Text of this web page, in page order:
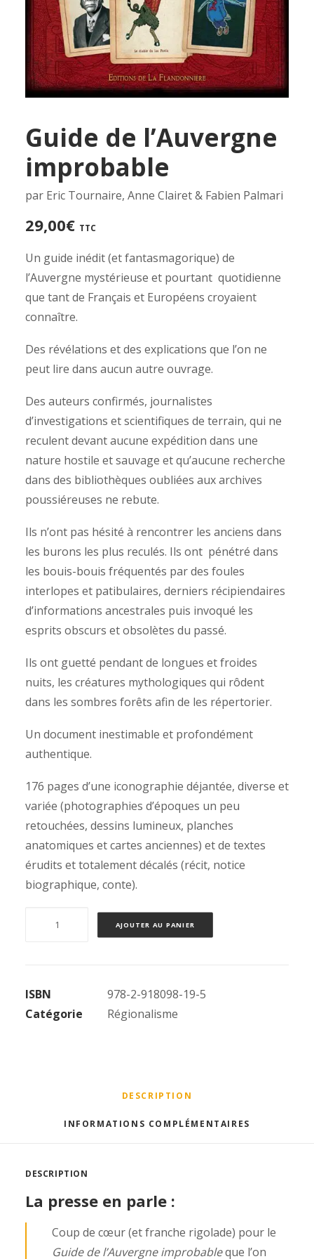
Guide de l’Auvergne
improbable
par Eric Tournaire, Anne Clairet & Fabien Palmari
29,00€ TTC
Un guide inédit (et fantasmagorique) de
l’Auvergne mystérieuse et pourtant quotidienne
que tant de Français et Européens croyaient
connaître.
Des révélations et des explications que l’on ne
peut lire dans aucun autre ouvrage.
Des auteurs confirmés, journalistes
d’investigations et scientifiques de terrain, qui ne
reculent devant aucune expédition dans une
nature hostile et sauvage et qu’aucune recherche
dans des bibliothèques oubliées aux archives
poussiéreuses ne rebute.
Ils n’ont pas hésité à rencontrer les anciens dans
les burons les plus reculés. Ils ont pénétré dans
les bouis-bouis fréquentés par des foules
interlopes et patibulaires, derniers récipiendaires
d’informations ancestrales puis invoqué les
esprits obscurs et obsolètes du passé.
Ils ont guetté pendant de longues et froides
nuits, les créatures mythologiques qui rôdent
dans les sombres forêts afin de les répertorier.
Un document inestimable et profondément
authentique.
176 pages d’une iconographie déjantée, diverse et
variée (photographies d’époques un peu
retouchées, dessins lumineux, planches
anatomiques et cartes anciennes) et de textes
érudits et totalement décalés (récit, notice
biographique, conte).
l'Auvergne
improbable
AJOUTER AU PANIER
ISBN
978-2-918098-19-5
Catégorie
Régionalisme
DESCRIPTION
INFORMATIONS COMPLÉMENTAIRES
DESCRIPTION
La presse en parle :
Coup de cœur (et franche rigolade) pour le
Guide de l’Auvergne improbableque l’on